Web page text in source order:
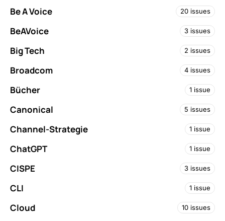
Be A Voice 20 issues
BeAVoice 3 issues
Big Tech 2 issues
Broadcom 4 issues
Bücher 1 issue
Canonical 5 issues
Channel-Strategie 1 issue
ChatGPT 1 issue
CISPE 3 issues
CLI 1 issue
Cloud 10 issues